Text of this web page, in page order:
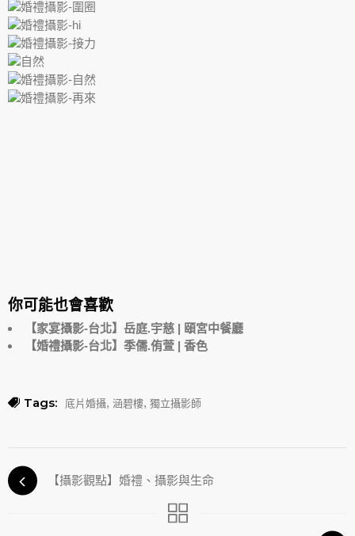
你可能也會喜歡
【家宴攝影-台北】岳庭.宇慈 | 頤宮中餐廳
【婚禮攝影-台北】季儒.侑萱 | 香色
Tags: 底片婚攝, 涵碧樓, 獨立攝影師
【攝影觀點】婚禮、攝影與生命